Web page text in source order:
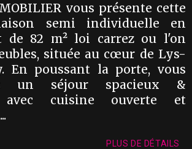
vous présente cette
semi individuelle en
de 82 m² loi carrez ou l'on
située au cœur de Lys-
En poussant la porte, vous
un séjour spacieux &
avec cuisine ouverte et
PLUS DE DÉTAILS